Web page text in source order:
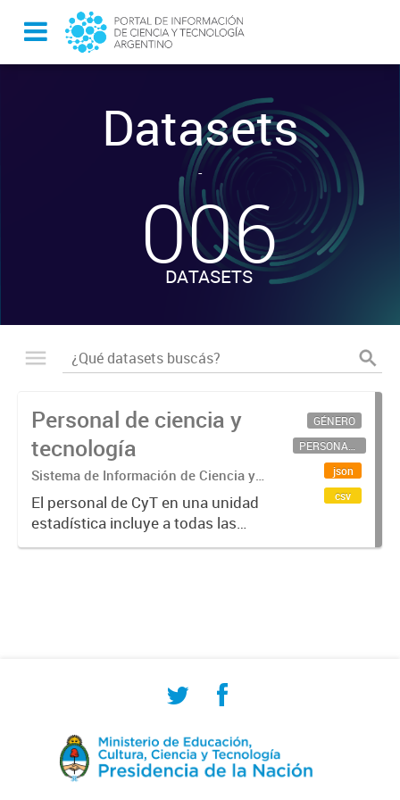
Datasets
-
006
DATASETS
Personal de ciencia y
tecnología
Sistema de Información de Ciencia y
Tecnología Argentino (SICYTAR)
El personal de CyT en una unidad
estadística incluye a todas las
personas involucradas
GÉNERO
PERSONAL CIENTÍFICO-TECNOLÓGICO
json
csv